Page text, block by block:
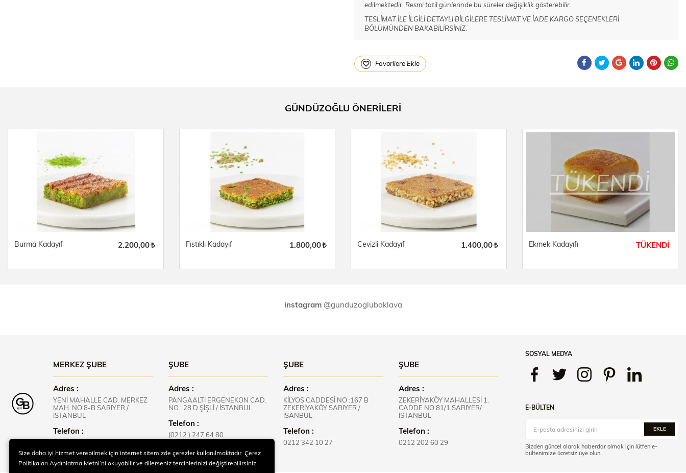
edilmektedir. Resmi tatil günlerinde bu süreler değişiklik gösterebilir.
TESLİMAT İLE İLGİLİ DETAYLI BİLGİLERE TESLİMAT VE İADE KARGO SEÇENEKLERİ
BÖLÜMÜNDEN BAKABİLİRSİNİZ.
Favorilere Ekle
GÜNDÜZOĞLU ÖNERİLERİ
Burma Kadayıf 2.200,00 Fıstıklı Kadayıf 1.800,00 Cevizli Kadayıf 1.400,00
TÜKENDİ
Ekmek Kadayıfı TÜKENDİ
instagram@gunduzoglubaklava
MERKEZ ŞUBE
Adres :
YENİ MAHALLE CAD. MERKEZ
MAH. NO:8-B SARIYER /
İSTANBUL
Telefon :
ŞUBE
Adres :
PANGAALTI ERGENEKON CAD.
NO : 28 D ŞİŞLİ / İSTANBUL
Telefon :
(0212 ) 247 64 80
ŞUBE
Adres :
KİLYOS CADDESİ NO :167 B
ZEKERİYAKÖY SARIYER /
İSANBUL
Telefon :
0212 342 10 27
ŞUBE
Adres :
ZEKERİYAKÖY MAHALLESİ 1.
CADDE NO:81/1 SARIYER/
İSTANBUL
Telefon :
0212 202 60 29
SOSYAL MEDYA
E-BÜLTEN
EKLE
Bizden güncel olarak haberdar olmak için lütfen e-
bültenimize ücretsiz üye olun.
Size daha iyi hizmet verebilmek için internet sitemizde çerezler kullanılmaktadır. Çerez
Politikaları Aydınlatma Metni’ni okuyabilir ve dilerseniz tercihlerinizi değiştirebilirsiniz.